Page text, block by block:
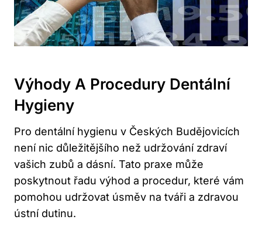
Výhody A Procedury Dentální
Hygieny
Pro dentální hygienu v Českých Budějovicích
není nic důležitějšího než udržování zdraví
vašich zubů a dásní. Tato praxe může
poskytnout řadu výhod a procedur, které vám
pomohou udržovat úsměv na tváři a zdravou
ústní dutinu.